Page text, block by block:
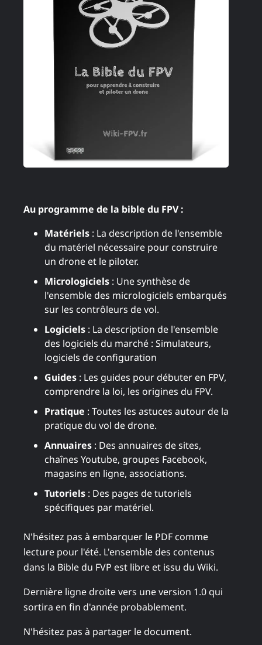
Au programme de la bible du FPV :
Matériels : La description de l'ensemble
du matériel nécessaire pour construire
un drone et le piloter.
Micrologiciels : Une synthèse de
l'ensemble des micrologiciels embarqués
sur les contrôleurs de vol.
Logiciels : La description de l'ensemble
des logiciels du marché : Simulateurs,
logiciels de configuration
Guides : Les guides pour débuter en FPV,
comprendre la loi, les origines du FPV.
Pratique : Toutes les astuces autour de la
pratique du vol de drone.
Annuaires : Des annuaires de sites,
chaînes Youtube, groupes Facebook,
magasins en ligne, associations.
Tutoriels : Des pages de tutoriels
spécifiques par matériel.
N'hésitez pas à embarquer le PDF comme
lecture pour l'été. L'ensemble des contenus
dans la Bible du FVP est libre et issu du Wiki.
Dernière ligne droite vers une version 1.0 qui
sortira en fin d'année probablement.
N'hésitez pas à partager le document.